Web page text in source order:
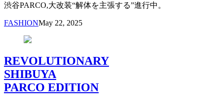
渋谷PARCO,大改装“解体を主張する”進行中。
FASHIONMay 22, 2025
REVOLUTIONARY
SHIBUYA
PARCO EDITION